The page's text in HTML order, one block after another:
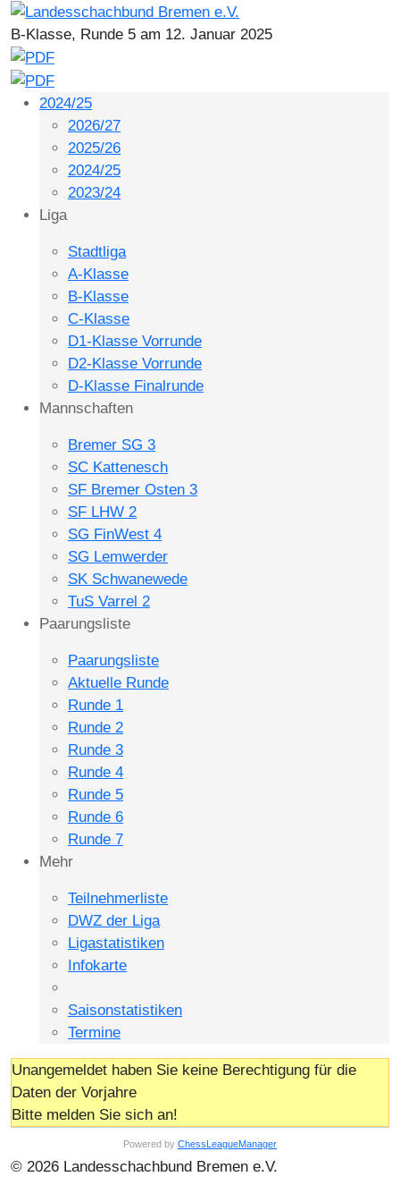
B-Klasse, Runde 5 am 12. Januar 2025
2024/25
2026/27
2025/26
2024/25
2023/24
Liga
Stadtliga
A-Klasse
B-Klasse
C-Klasse
D1-Klasse Vorrunde
D2-Klasse Vorrunde
D-Klasse Finalrunde
Mannschaften
Bremer SG 3
SC Kattenesch
SF Bremer Osten 3
SF LHW 2
SG FinWest 4
SG Lemwerder
SK Schwanewede
TuS Varrel 2
Paarungsliste
Paarungsliste
Aktuelle Runde
Runde 1
Runde 2
Runde 3
Runde 4
Runde 5
Runde 6
Runde 7
Mehr
Teilnehmerliste
DWZ der Liga
Ligastatistiken
Infokarte
Saisonstatistiken
Termine
Unangemeldet haben Sie keine Berechtigung für die
Daten der Vorjahre
Bitte melden Sie sich an!
Powered by ChessLeagueManager
© 2026 Landesschachbund Bremen e.V.